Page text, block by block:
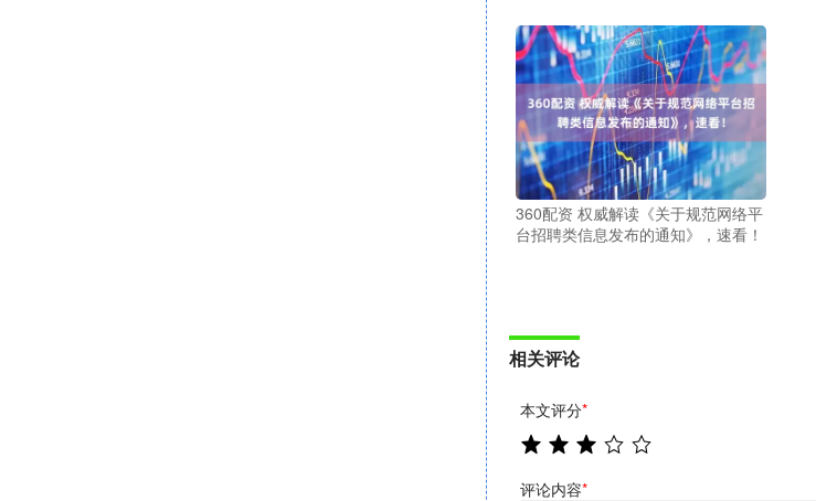
360配资 权威解读《关于规范网络平
台招聘类信息发布的通知》，速看！
相关评论
本文评分*
评论内容*